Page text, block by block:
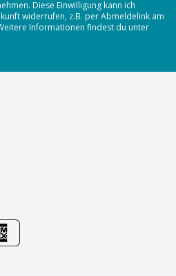
Diese Einwilligung kann ich
widerrufen, z.B. per Abmeldelink am
Informationen findest du unter